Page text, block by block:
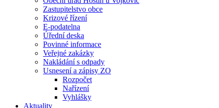
Zastupitelstvo obce
Krizové řízení
E-podatelna
Úřední deska
Povinné informace
Veřejné zakázky
Nakládání s odpady
Usnesení a zápisy ZO
Rozpočet
Nařízení
Vyhlášky
Aktuality